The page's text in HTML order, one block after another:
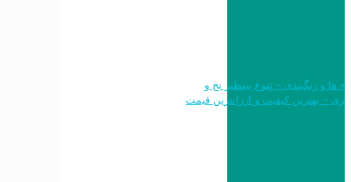
طرح ها و رنگبندی – تنوع بینظیر نخ و